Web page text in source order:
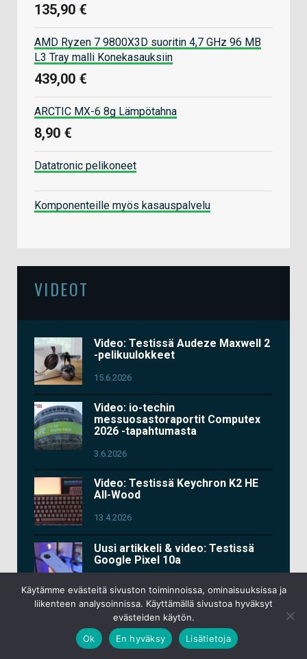
135,90 €
AMD Ryzen 7 9800X3D suoritin 4,7 GHz 96 MB
L3 Tray malli Konekasauksiin
439,00 €
ARCTIC MX-6 8g Lämpötahna
8,90 €
Datatronic pelikoneet
Komponenteille myös kasauspalvelu
VIDEOT
Video: Testissä Audeze Maxwell 2
-pelikuulokkeet
15.6.2026
Video: io-techin
messuosastoraportit Computex
2026 -tapahtumasta
3.6.2026
Video: Testissä Keychron K2 HE
All-Wood
13.4.2026
Uusi artikkeli & video: Testissä
Google Pixel 10a
Video: Testissä Asus ROG Kithara
-pelikuulokkeet
11.2.2026
Käytämme evästeitä sivuston toiminnoissa, ominaisuuksissa ja
liikenteen analysoinnissa. Käyttämällä sivustoa hyväksyt
evästeiden käytön.
Ok
En hyväksy Lisätietoja